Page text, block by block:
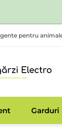
pentru
Garduri